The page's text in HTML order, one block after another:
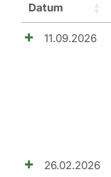
Datum
11.09.2026
26.02.2026